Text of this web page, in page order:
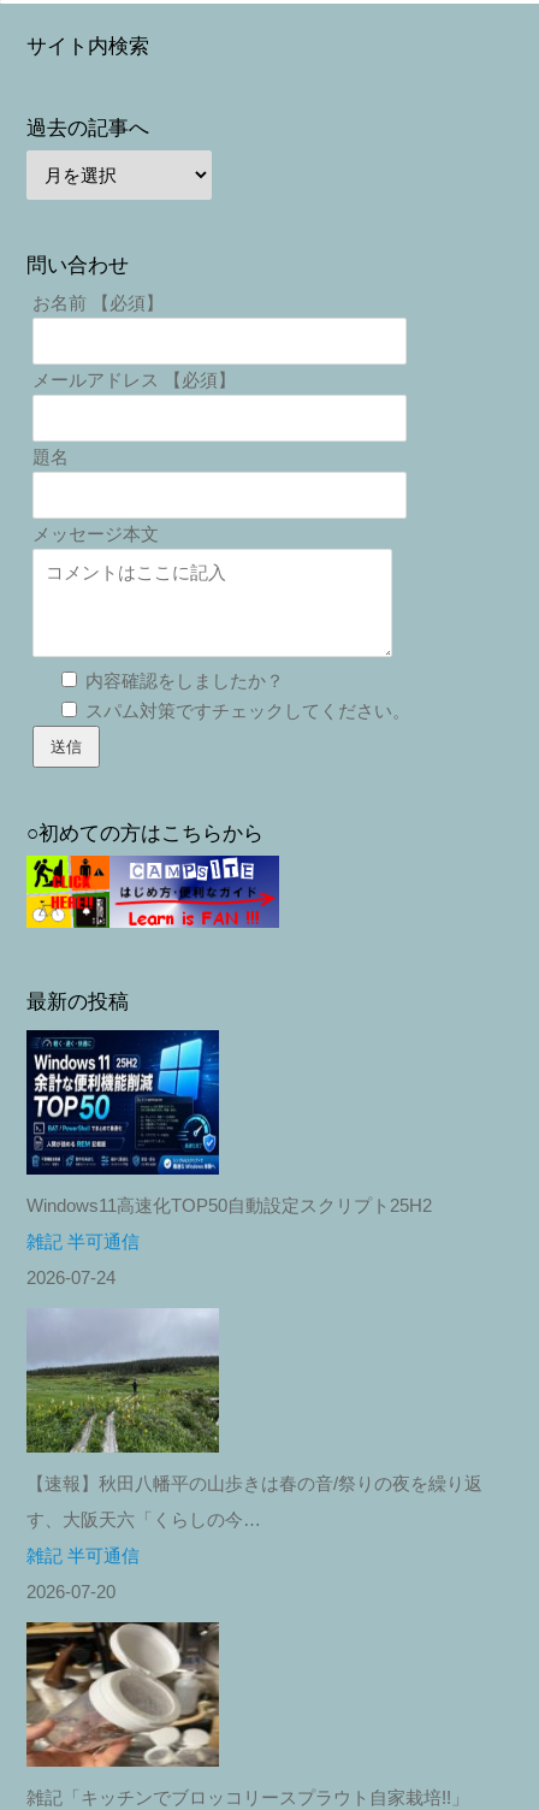
サイト内検索
過去の記事へ
問い合わせ
お名前 【必須】
メールアドレス 【必須】
題名
メッセージ本文
内容確認をしましたか？
スパム対策ですチェックしてください。
○初めての方はこちらから
最新の投稿
Windows11高速化TOP50自動設定スクリプト25H2
雑記 半可通信
2026-07-24
【速報】秋田八幡平の山歩きは春の音/祭りの夜を繰り返
す、大阪天六「くらしの今…
雑記 半可通信
2026-07-20
雑記「キッチンでブロッコリースプラウト自家栽培!!」